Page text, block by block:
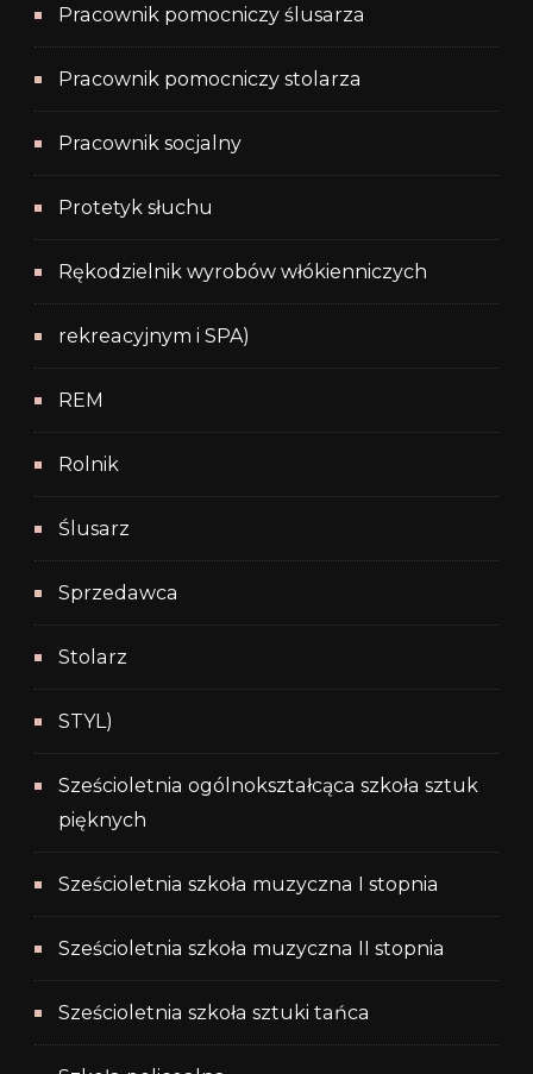
Pracownik pomocniczy ślusarza
Pracownik pomocniczy stolarza
Pracownik socjalny
Protetyk słuchu
Rękodzielnik wyrobów włókienniczych
rekreacyjnym i SPA)
REM
Rolnik
Ślusarz
Sprzedawca
Stolarz
STYL)
Sześcioletnia ogólnokształcąca szkoła sztuk
pięknych
Sześcioletnia szkoła muzyczna I stopnia
Sześcioletnia szkoła muzyczna II stopnia
Sześcioletnia szkoła sztuki tańca